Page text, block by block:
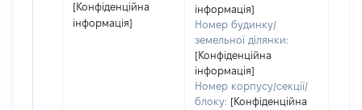
[Конфіденційна
інформація]
інформація]
Номер будинку/
земельної ділянки:
[Конфіденційна
інформація]
Номер корпусу/секції/
блоку: [Конфіденційна